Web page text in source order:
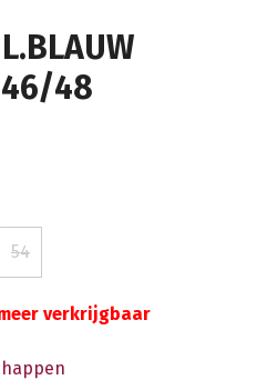
46/48
54
verkrijgbaar